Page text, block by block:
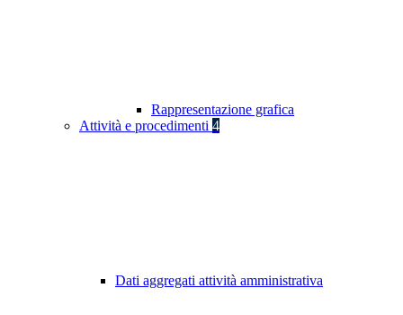
Rappresentazione grafica
Attività e procedimenti 4
Dati aggregati attività amministrativa